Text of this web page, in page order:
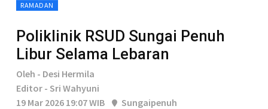
RAMADAN
Poliklinik RSUD Sungai Penuh
Libur Selama Lebaran
Oleh - Desi Hermila
Editor - Sri Wahyuni
19 Mar 2026 19:07 WIB
Sungaipenuh